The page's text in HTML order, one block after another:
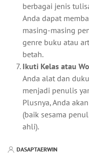
berbagai jenis
Anda dapat
masing-masing
genre buku atau
betah.
Ikuti Kelas atau
Anda alat dan
menjadi penulis
Plusnya, Anda
(baik sesama
ahli).
DASAPTAERWIN